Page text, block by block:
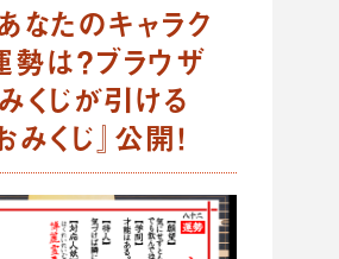
なたのキャラク
勢は？ブラウザ
くじが引ける
みくじ』公開！